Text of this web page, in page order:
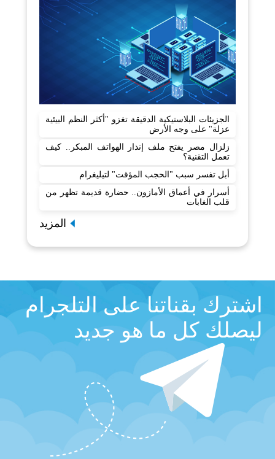
الجزيئات البلاستيكية الدقيقة تغزو "أكثر النظم البيئية
عزلة" على وجه الأرض
زلزال مصر يفتح ملف إنذار الهواتف المبكر.. كيف
تعمل التقنية؟
أبل تفسر سبب "الحجب المؤقت" لتيليغرام
أسرار في أعماق الأمازون.. حضارة قديمة تظهر من
قلب الغابات
المزيد
اشترك بقناتنا على التلجرام
ليصلك كل ما هو جديد